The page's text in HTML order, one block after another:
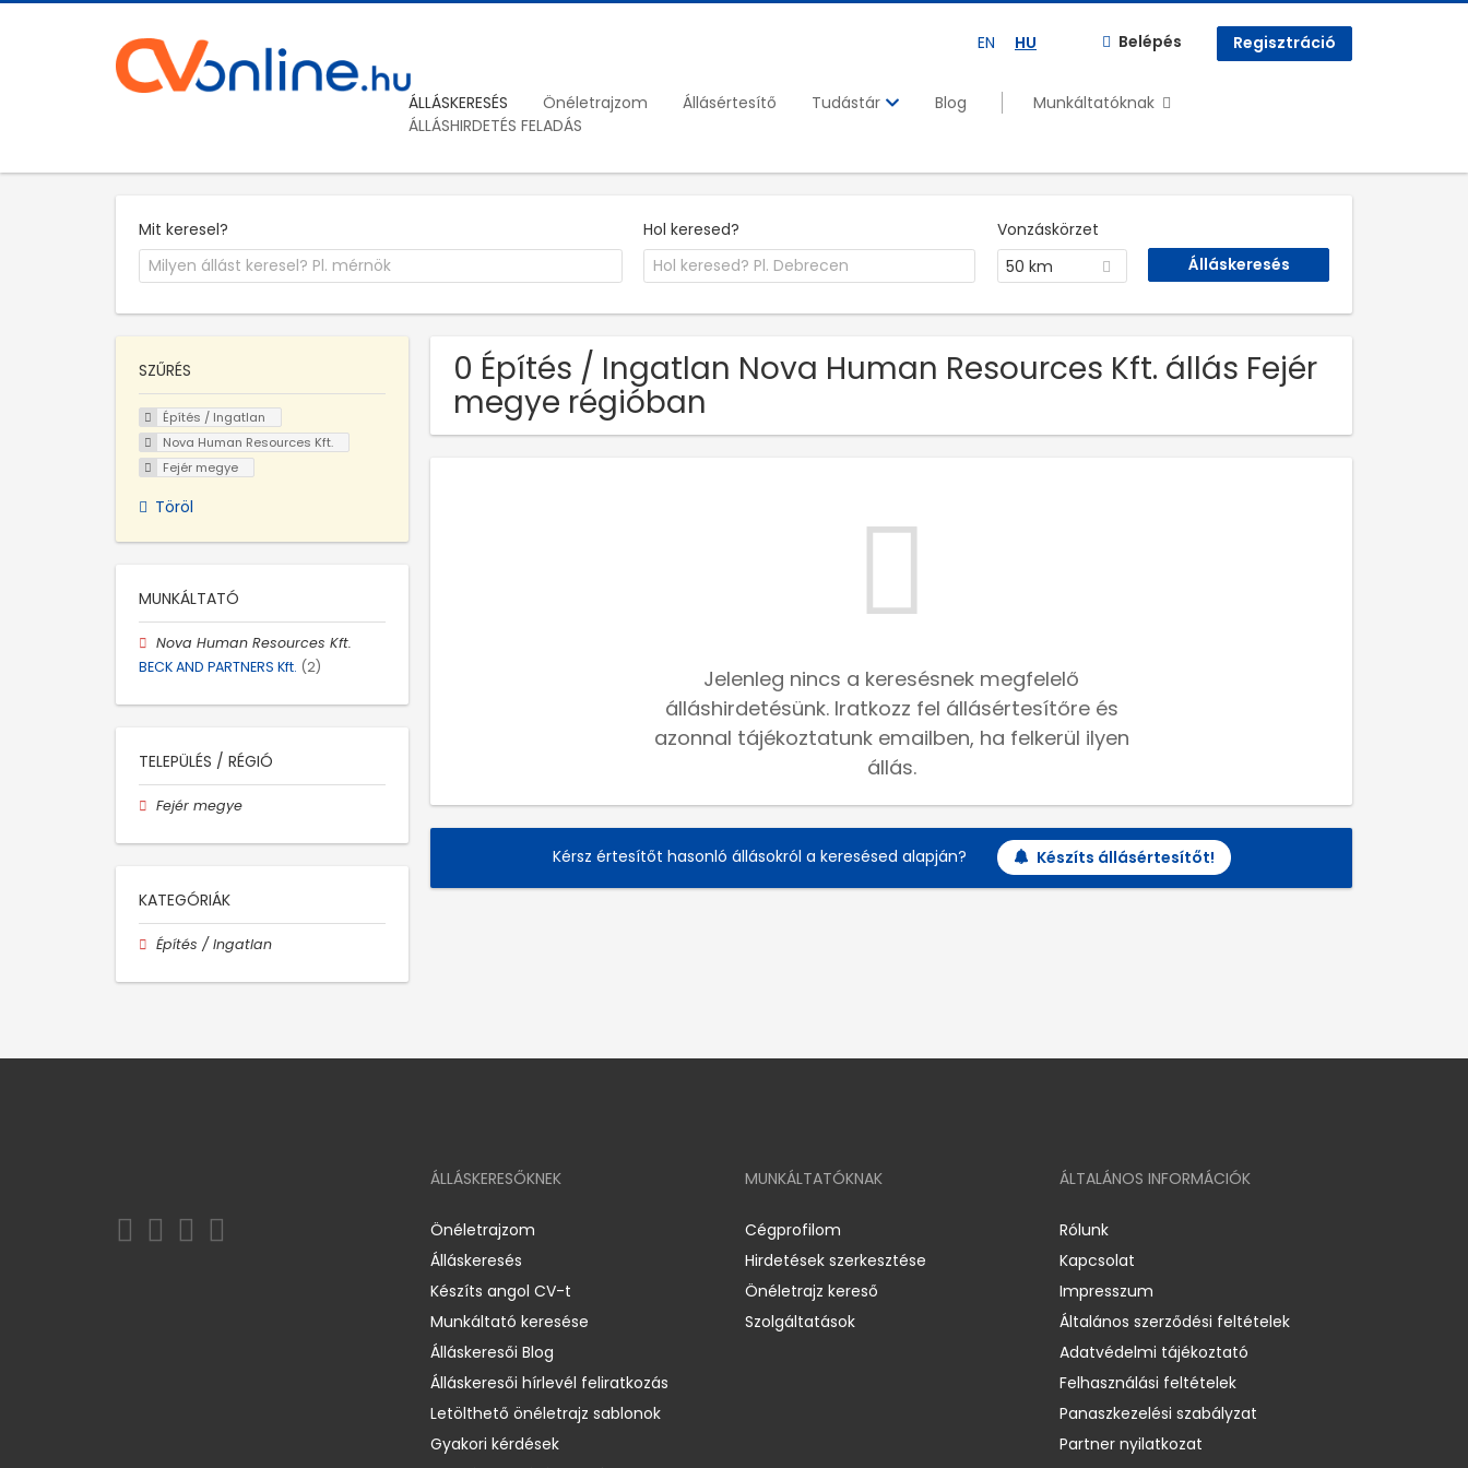
EN HU Belépés Regisztráció
ÁLLÁSKERESÉS Önéletrajzom Állásértesítő Tudástár Blog
Munkáltatóknak
ÁLLÁSHIRDETÉS FELADÁS
Mit keresel? Hol keresed?
Vonzáskörzet
50 km
0 Építés / Ingatlan Nova Human Resources Kft. állás Fejér
megye régióban
Jelenleg nincs a keresésnek megfelelő
álláshirdetésünk. Iratkozz fel állásértesítőre és
azonnal tájékoztatunk emailben, ha felkerül ilyen
állás.
Kérsz értesítőt hasonló állásokról a keresésed alapján? Készíts állásértesítőt!
SZŰRÉS
Építés / Ingatlan
Nova Human Resources Kft.
Fejér megye
Töröl
MUNKÁLTATÓ
Nova Human Resources Kft.
BECK AND PARTNERS Kft. (2)
TELEPÜLÉS / RÉGIÓ
Fejér megye
KATEGÓRIÁK
Építés / Ingatlan
ÁLLÁSKERESŐKNEK
Önéletrajzom
Álláskeresés
Készíts angol CV-t
Munkáltató keresése
Álláskeresői Blog
Álláskeresői hírlevél feliratkozás
Letölthető önéletrajz sablonok
Gyakori kérdések
MUNKÁLTATÓKNAK
Cégprofilom
Hirdetések szerkesztése
Önéletrajz kereső
Szolgáltatások
ÁLTALÁNOS INFORMÁCIÓK
Rólunk
Kapcsolat
Impresszum
Általános szerződési feltételek
Adatvédelmi tájékoztató
Felhasználási feltételek
Panaszkezelési szabályzat
Partner nyilatkozat